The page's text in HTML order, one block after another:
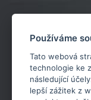
Používáme
Tato webová
technologie ke
následující
lepší zážitek z